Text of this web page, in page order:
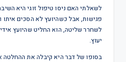
לשאלתי האם ניסו טיפול זוגי היא
פגישות, אבל כשהיועץ לא הסכים איתו
לשחרר שליטה, הוא החליט שהיועץ
יעוץ.
בסופו של דבר היא קיבלה את ההחלטה